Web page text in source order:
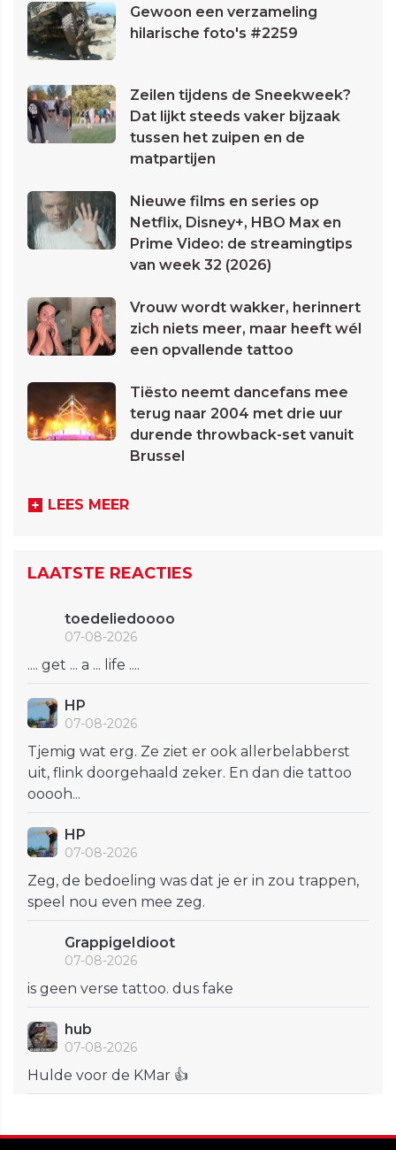
Gewoon een verzameling
hilarische foto's #2259
Zeilen tijdens de Sneekweek?
Dat lijkt steeds vaker bijzaak
tussen het zuipen en de
matpartijen
Nieuwe films en series op
Netflix, Disney+, HBO Max en
Prime Video: de streamingtips
van week 32 (2026)
Vrouw wordt wakker, herinnert
zich niets meer, maar heeft wél
een opvallende tattoo
Tiësto neemt dancefans mee
terug naar 2004 met drie uur
durende throwback-set vanuit
Brussel
LEES MEER
LAATSTE REACTIES
toedeliedoooo
07-08-2026
.... get ... a ... life ....
HP
07-08-2026
Tjemig wat erg. Ze ziet er ook allerbelabberst
uit, flink doorgehaald zeker. En dan die tattoo
ooooh...
HP
07-08-2026
Zeg, de bedoeling was dat je er in zou trappen,
speel nou even mee zeg.
GrappigeIdioot
07-08-2026
is geen verse tattoo. dus fake
hub
07-08-2026
Hulde voor de KMar 👍